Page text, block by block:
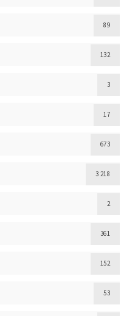
89
132
3
17
673
3 218
2
361
152
53